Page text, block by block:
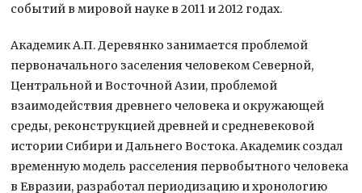
событий в мировой науке в 2011 и 2012 годах.
Академик А.П. Деревянко занимается проблемой
первоначального заселения человеком Северной,
Центральной и Восточной Азии, проблемой
взаимодействия древнего человека и окружающей
среды, реконструкцией древней и средневековой
истории Сибири и Дальнего Востока. Академик создал
временную модель расселения первобытного человека
в Евразии, разработал периодизацию и хронологию